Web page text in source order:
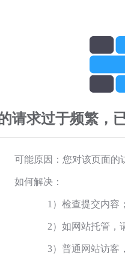
请求过于频繁，
可能原因：您对该页面的
如何解决：
1）检查提交内容；
2）如网站托管，
3）普通网站访客